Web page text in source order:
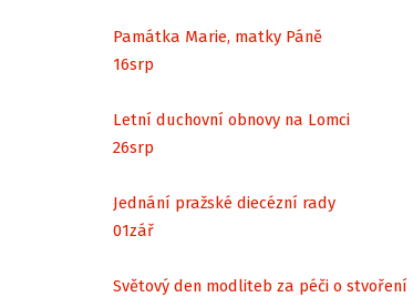
Památka Marie, matky Páně
16srp
Letní duchovní obnovy na Lomci
26srp
Jednání pražské diecézní rady
01zář
Světový den modliteb za péči o stvoření